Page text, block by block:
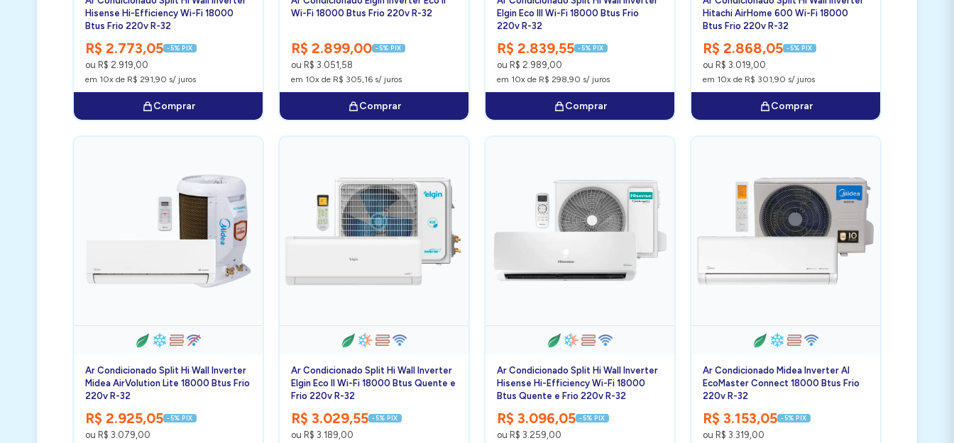
Hisense Hi-Efficiency Wi-Fi 18000
Btus Frio 220v R-32
R$ 2.773,05 -5% PIX
ou R$ 2.919,00
em 10x de R$ 291,90 s/ juros
Comprar
Wi-Fi 18000 Btus Frio 220v R-32
R$ 2.899,00 -5% PIX
ou R$ 3.051,58
em 10x de R$ 305,16 s/ juros
Comprar
Elgin Eco III Wi-Fi 18000 Btus Frio
220v R-32
R$ 2.839,55 -5% PIX
ou R$ 2.989,00
em 10x de R$ 298,90 s/ juros
Comprar
Hitachi AirHome 600 Wi-Fi 18000
Btus Frio 220v R-32
R$ 2.868,05 -5% PIX
ou R$ 3.019,00
em 10x de R$ 301,90 s/ juros
Comprar
Ar Condicionado Split Hi Wall Inverter
Midea AirVolution Lite 18000 Btus Frio
220v R-32
R$ 2.925,05 -5% PIX
ou R$ 3.079,00
Ar Condicionado Split Hi Wall Inverter
Elgin Eco II Wi-Fi 18000 Btus Quente e
Frio 220v R-32
R$ 3.029,55 -5% PIX
ou R$ 3.189,00
Ar Condicionado Split Hi Wall Inverter
Hisense Hi-Efficiency Wi-Fi 18000
Btus Quente e Frio 220v R-32
R$ 3.096,05 -5% PIX
ou R$ 3.259,00
Ar Condicionado Midea Inverter AI
EcoMaster Connect 18000 Btus Frio
220v R-32
R$ 3.153,05 -5% PIX
ou R$ 3.319,00